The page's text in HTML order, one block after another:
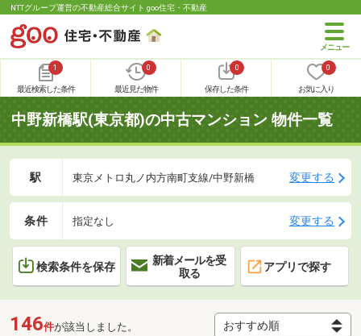
NTTグループ運営の不動産総合サイト goo住宅・不動産
1
最近検索した条件
0
最近見た物件
0
保存した条件
0
お気に入り
中野新橋駅(東京都)の中古マンション 物件一覧
駅 東京メトロ丸ノ内方南町支線/中野新橋 変更する
条件 指定なし 変更する
検索条件を保存
新着メールを受
取る
アプリで探す
146件が該当しました。